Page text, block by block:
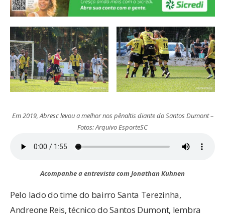
Em 2019, Abresc levou a melhor nos pênaltis diante do Santos Dumont –
Fotos: Arquivo EsporteSC
Acompanhe a entrevista com Jonathan Kuhnen
Pelo lado do time do bairro Santa Terezinha,
Andreone Reis, técnico do Santos Dumont, lembra